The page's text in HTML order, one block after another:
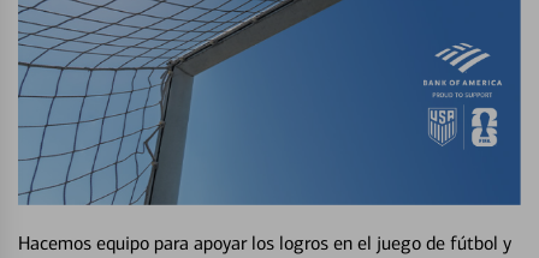
Hacemos equipo para apoyar los logros en el juego de fútbol y